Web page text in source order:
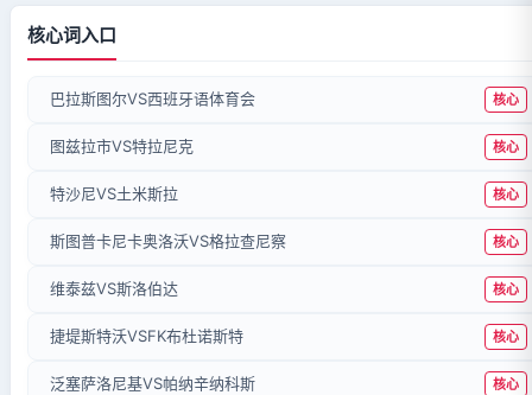
核心词入口
巴拉斯图尔VS西班牙语体育会 核心
图兹拉市VS特拉尼克 核心
特沙尼VS土米斯拉 核心
斯图普卡尼卡奥洛沃VS格拉查尼察 核心
维泰兹VS斯洛伯达 核心
捷堤斯特沃VSFK布杜诺斯特 核心
泛塞萨洛尼基VS帕纳辛纳科斯 核心